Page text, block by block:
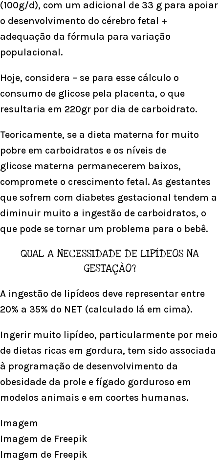
(100g/d), com um adicional de 33 g para apoiar
o desenvolvimento do cérebro fetal +
adequação da fórmula para variação
populacional.
Hoje, considera – se para esse cálculo o
consumo de glicose pela placenta, o que
resultaria em 220gr por dia de carboidrato.
Teoricamente, se a dieta materna for muito
pobre em carboidratos e os níveis de
glicose materna permanecerem baixos,
compromete o crescimento fetal. As gestantes
que sofrem com diabetes gestacional tendem a
diminuir muito a ingestão de carboidratos, o
que pode se tornar um problema para o bebê.
QUAL A NECESSIDADE DE LIPÍDEOS NA
GESTAÇÃO?
A ingestão de lipídeos deve representar entre
20% a 35% do NET (calculado lá em cima).
Ingerir muito lipídeo, particularmente por meio
de dietas ricas em gordura, tem sido associada
à programação de desenvolvimento da
obesidade da prole e fígado gorduroso em
modelos animais e em coortes humanas.
Imagem
Imagem de Freepik
Imagem de Freepik